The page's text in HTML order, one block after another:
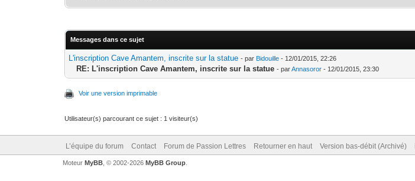
Messages dans ce sujet
L'inscription Cave Amantem, inscrite sur la statue - par Bidouille - 12/01/2015, 22:26
RE: L'inscription Cave Amantem, inscrite sur la statue - parAnnasoror - 12/01/2015, 23:30
Voir une version imprimable
Utilisateur(s) parcourant ce sujet : 1 visiteur(s)
L’équipe du forum Contact Forum de Passion Lettres Retourner en haut Version bas-débit (Archivé)
Moteur MyBB, © 2002-2026 MyBB Group.